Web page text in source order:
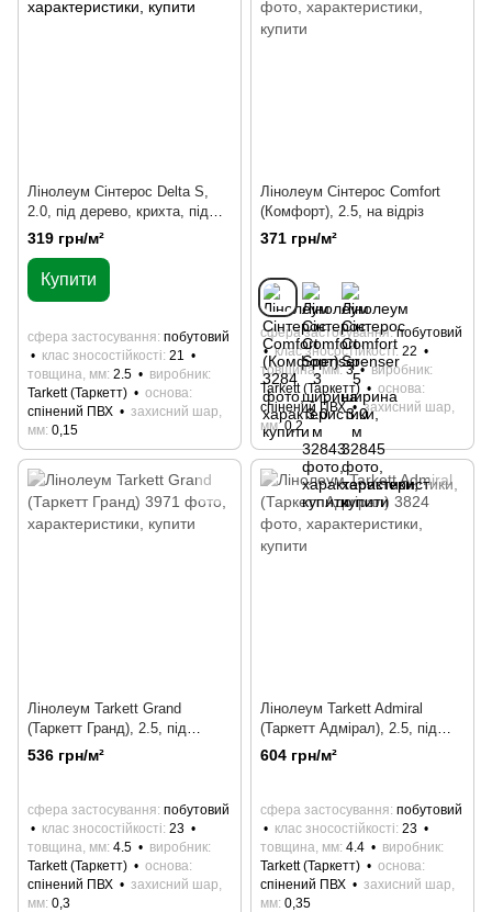
Лінолеум Сінтерос Delta S,
2.0, під дерево, крихта, під
мрамор, під плитку, цілим
рулоном
319 грн/м²
Купити
сфера застосування побутовий
клас зносостійкості 21
товщина, мм 2.5
виробник
Tarkett (Таркетт)
основа
спінений ПВХ
захисний шар,
мм 0,15
Лінолеум Сінтерос Comfort
(Комфорт), 2.5, на відріз
371 грн/м²
сфера застосування побутовий
клас зносостійкості 22
товщина, мм 3
виробник
Tarkett (Таркетт)
основа
спінений ПВХ
захисний шар,
мм 0,2
Лінолеум Tarkett Grand
(Таркетт Гранд), 2.5, під
дерево, під плитку, під паркет,
абстракція, цілим рулоном
536 грн/м²
сфера застосування побутовий
клас зносостійкості 23
товщина, мм 4.5
виробник
Tarkett (Таркетт)
основа
спінений ПВХ
захисний шар,
мм 0,3
Лінолеум Tarkett Admiral
(Таркетт Адмірал), 2.5, під
дерево, під плитку,
абстракція, цілим рулоном
604 грн/м²
сфера застосування побутовий
клас зносостійкості 23
товщина, мм 4.4
виробник
Tarkett (Таркетт)
основа
спінений ПВХ
захисний шар,
мм 0,35